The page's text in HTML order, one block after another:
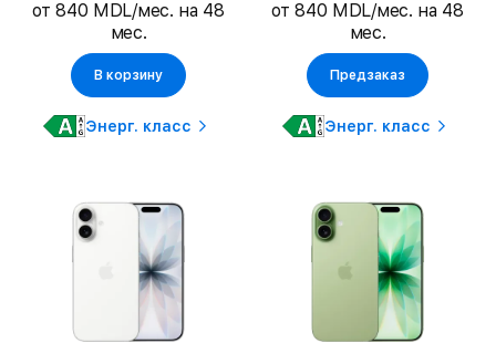
от 840 MDL/мес. на 48
мес.
В корзину
Энерг. класс
от 840 MDL/мес. на 48
мес.
Предзаказ
Энерг. класс